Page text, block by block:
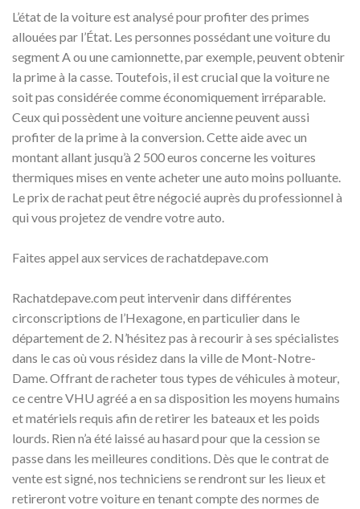
L’état de la voiture est analysé pour profiter des primes
allouées par l’État. Les personnes possédant une voiture du
segment A ou une camionnette, par exemple, peuvent obtenir
la prime à la casse. Toutefois, il est crucial que la voiture ne
soit pas considérée comme économiquement irréparable.
Ceux qui possèdent une voiture ancienne peuvent aussi
profiter de la prime à la conversion. Cette aide avec un
montant allant jusqu’à 2 500 euros concerne les voitures
thermiques mises en vente acheter une auto moins polluante.
Le prix de rachat peut être négocié auprès du professionnel à
qui vous projetez de vendre votre auto.
Faites appel aux services de rachatdepave.com
Rachatdepave.com peut intervenir dans différentes
circonscriptions de l’Hexagone, en particulier dans le
département de 2. N’hésitez pas à recourir à ses spécialistes
dans le cas où vous résidez dans la ville de Mont-Notre-
Dame. Offrant de racheter tous types de véhicules à moteur,
ce centre VHU agréé a en sa disposition les moyens humains
et matériels requis afin de retirer les bateaux et les poids
lourds. Rien n’a été laissé au hasard pour que la cession se
passe dans les meilleures conditions. Dès que le contrat de
vente est signé, nos techniciens se rendront sur les lieux et
retireront votre voiture en tenant compte des normes de